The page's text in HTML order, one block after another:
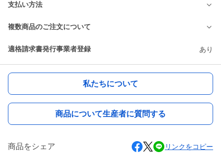
支払い方法
複数商品のご注文について
適格請求書発行事業者登録 あり
私たちについて
商品について生産者に質問する
商品をシェア リンクをコピー